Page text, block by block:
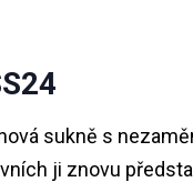
sukně s
ji znovu